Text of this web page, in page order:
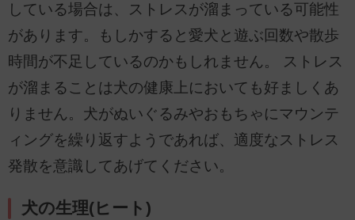
している場合は、ストレスが溜まっている可能性
があります。もしかすると愛犬と遊ぶ回数や散歩
時間が不足しているのかもしれません。 ストレス
が溜まることは犬の健康上においても好ましくあ
りません。犬がぬいぐるみやおもちゃにマウンテ
ィングを繰り返すようであれば、適度なストレス
発散を意識してあげてください。
犬の生理(ヒート)